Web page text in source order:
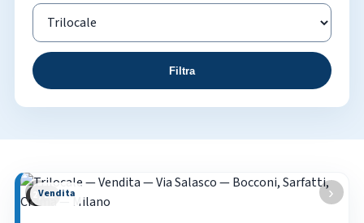
Filtra
Elenco annunci
‹ ›
2 / 21
Vendita